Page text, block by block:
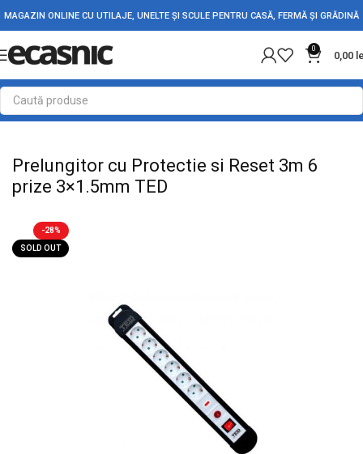
MAGAZIN ONLINE CU UTILAJE, UNELTE ȘI SCULE PENTRU CASĂ, FERMĂ ȘI GRĂDINĂ
0
0,00
Prima pagină Conectica Prize, prelungitoare, stechere
Prelungitor cu Protectie si Reset 3m 6
prize 3×1.5mm TED
-28%
SOLD OUT